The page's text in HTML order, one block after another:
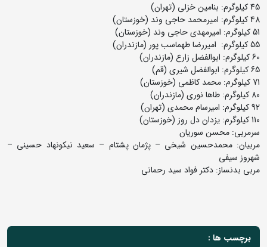
45 کیلوگرم: بنامین خزلی (تهران)
48 کیلوگرم: امیرمحمد حاجی وند (خوزستان)
51 کیلوگرم: امیرمهدی حاجی وند (خوزستان)
55 کیلوگرم: امیررضا طهماسب پور (مازندران)
60 کیلوگرم: ابوالفضل زارع (مازندران)
65 کیلوگرم: ابوالفضل شیری (قم)
71 کیلوگرم: محمد کاظمی (خوزستان)
80 کیلوگرم: طاها نوری (مازندران)
92 کیلوگرم: امیرسام محمدی (تهران)
110 کیلوگرم: یزدان دل روز (خوزستان)
سرمربی: محسن سوریان
مربیان: محمدحسین شیخی – پژمان پشتام – سعید نیکونهاد حسینی –
شهروز سیفی
مربی بدنساز: دکتر فواد سید رحمانی
برچسب ها :